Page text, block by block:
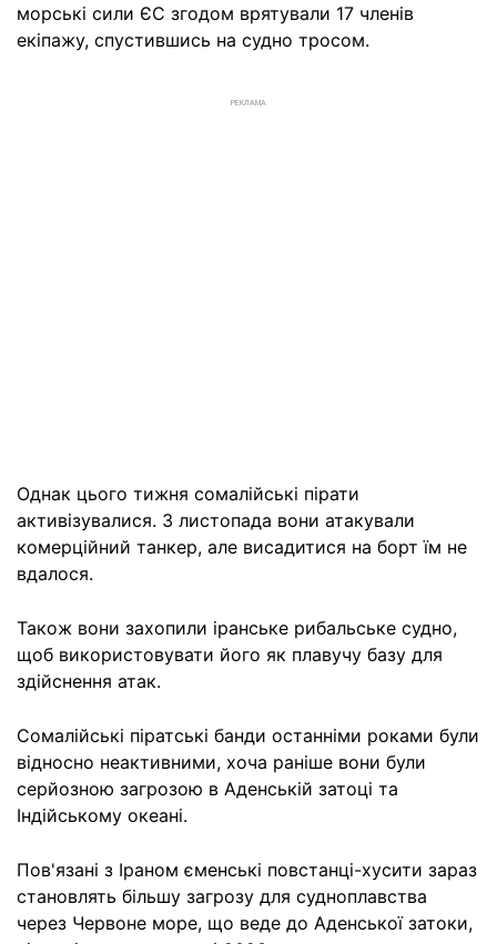
морські сили ЄС згодом врятували 17 членів
екіпажу, спустившись на судно тросом.
РЕКЛАМА
Однак цього тижня сомалійські пірати
активізувалися. 3 листопада вони атакували
комерційний танкер, але висадитися на борт їм не
вдалося.
Також вони захопили іранське рибальське судно,
щоб використовувати його як плавучу базу для
здійснення атак.
Сомалійські піратські банди останніми роками були
відносно неактивними, хоча раніше вони були
серйозною загрозою в Аденській затоці та
Індійському океані.
Пов'язані з Іраном єменські повстанці-хусити зараз
становлять більшу загрозу для судноплавства
через Червоне море, що веде до Аденської затоки,